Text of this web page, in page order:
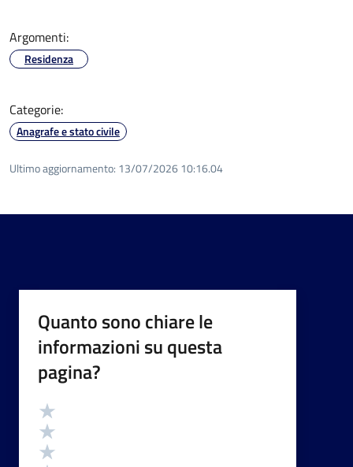
Argomenti:
Residenza
Categorie:
Anagrafe e stato civile
Ultimo aggiornamento: 13/07/2026 10:16.04
Quanto sono chiare le
informazioni su questa
pagina?
Valutazione